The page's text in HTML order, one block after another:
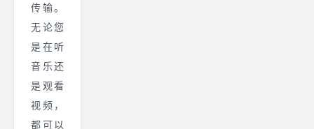
传输。
无论您
是在听
音乐还
是观看
视频，
都可以